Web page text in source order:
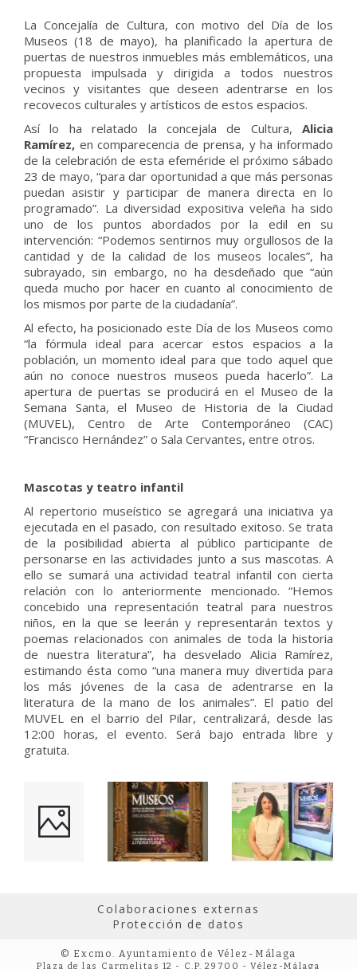
La Concejalía de Cultura, con motivo del Día de los
Museos (18 de mayo), ha planificado la apertura de
puertas de nuestros inmuebles más emblemáticos, una
propuesta impulsada y dirigida a todos nuestros
vecinos y visitantes que deseen adentrarse en los
recovecos culturales y artísticos de estos espacios.
Así lo ha relatado la concejala de Cultura, Alicia
Ramírez, en comparecencia de prensa, y ha informado
de la celebración de esta efeméride el próximo sábado
23 de mayo, “para dar oportunidad a que más personas
puedan asistir y participar de manera directa en lo
programado”. La diversidad expositiva veleña ha sido
uno de los puntos abordados por la edil en su
intervención: “Podemos sentirnos muy orgullosos de la
cantidad y de la calidad de los museos locales”, ha
subrayado, sin embargo, no ha desdeñado que “aún
queda mucho por hacer en cuanto al conocimiento de
los mismos por parte de la ciudadanía”.
Al efecto, ha posicionado este Día de los Museos como
“la fórmula ideal para acercar estos espacios a la
población, un momento ideal para que todo aquel que
aún no conoce nuestros museos pueda hacerlo”. La
apertura de puertas se producirá en el Museo de la
Semana Santa, el Museo de Historia de la Ciudad
(MUVEL), Centro de Arte Contemporáneo (CAC)
“Francisco Hernández” o Sala Cervantes, entre otros.
Mascotas y teatro infantil
Al repertorio museístico se agregará una iniciativa ya
ejecutada en el pasado, con resultado exitoso. Se trata
de la posibilidad abierta al público participante de
personarse en las actividades junto a sus mascotas. A
ello se sumará una actividad teatral infantil con cierta
relación con lo anteriormente mencionado. “Hemos
concebido una representación teatral para nuestros
niños, en la que se leerán y representarán textos y
poemas relacionados con animales de toda la historia
de nuestra literatura”, ha desvelado Alicia Ramírez,
estimando ésta como “una manera muy divertida para
los más jóvenes de la casa de adentrarse en la
literatura de la mano de los animales”. El patio del
MUVEL en el barrio del Pilar, centralizará, desde las
12:00 horas, el evento. Será bajo entrada libre y
gratuita.
Colaboraciones externas
Protección de datos
© Excmo. Ayuntamiento de Vélez-Málaga
Plaza de las Carmelitas 12 - C.P. 29700 - Vélez-Málaga